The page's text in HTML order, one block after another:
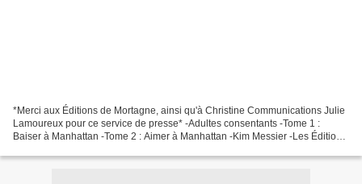
*Merci aux Éditions de Mortagne, ainsi qu'à Christine Communications Julie
Lamoureux pour ce service de presse* -Adultes consentants -Tome 1 :
Baiser à Manhattan -Tome 2 : Aimer à Manhattan -Kim Messier -Les Éditions